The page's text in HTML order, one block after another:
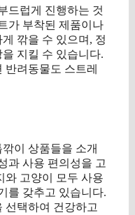
드럽게 진행하는 것
가 부착된 제품이나
깎을 수 있으며, 정
지킬 수 있습니다.
려동물도 스트레
이 상품들을 소개
과 사용 편의성을 고
와 고양이 모두 사용
를 갖추고 있습니다.
선택하여 건강하고